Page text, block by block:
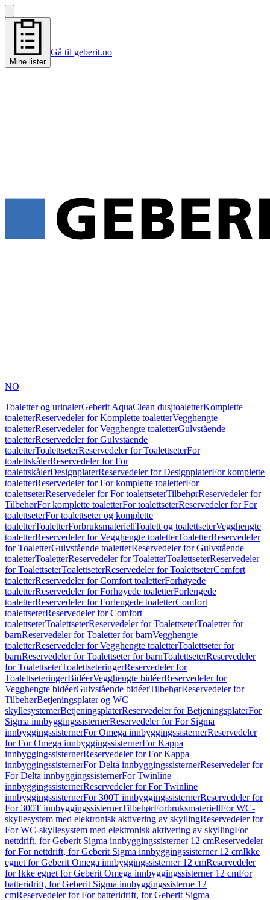
Mine lister
Gå til geberit.no
NO
Toaletter og urinalerGeberit AquaClean dusjtoaletterKomplette
toaletterReservedeler for Komplette toaletterVegghengte
toaletterReservedeler for Vegghengte toaletterGulvstående
toaletterReservedeler for Gulvstående
toaletterToalettseterReservedeler for ToalettseterFor
toalettskålerReservedeler for For
toalettskålerDesignplaterReservedeler for DesignplaterFor komplette
toaletterReservedeler for For komplette toaletterFor
toalettseterReservedeler for For toalettseterTilbehørReservedeler for
TilbehørFor komplette toaletterFor toalettseterReservedeler for For
toalettseterFor toalettseter og komplette
toaletterToaletterForbruksmateriellToalett og toalettseterVegghengte
toaletterReservedeler for Vegghengte toaletterToaletterReservedeler
for ToaletterGulvstående toaletterReservedeler for Gulvstående
toaletterToaletterReservedeler for ToaletterToalettseterReservedeler
for ToalettseterToalettseterReservedeler for ToalettseterComfort
toaletterReservedeler for Comfort toaletterForhøyede
toaletterReservedeler for Forhøyede toaletterForlengede
toaletterReservedeler for Forlengede toaletterComfort
toalettseterReservedeler for Comfort
toalettseterToalettseterReservedeler for ToalettseterToaletter for
barnReservedeler for Toaletter for barnVegghengte
toaletterReservedeler for Vegghengte toaletterToalettseter for
barnReservedeler for Toalettseter for barnToalettseterReservedeler
for ToalettseterToalettseteringerReservedeler for
ToalettseteringerBidéerVegghengte bidéerReservedeler for
Vegghengte bidéerGulvstående bidéerTilbehørReservedeler for
TilbehørBetjeningsplater og WC
skyllesystemerBetjeningsplaterReservedeler for BetjeningsplaterFor
Sigma innbyggingssisternerReservedeler for For Sigma
innbyggingssisternerFor Omega innbyggingssisternerReservedeler
for For Omega innbyggingssisternerFor Kappa
innbyggingssisternerReservedeler for For Kappa
innbyggingssisternerFor Delta innbyggingssisternerReservedeler for
For Delta innbyggingssisternerFor Twinline
innbyggingssisternerReservedeler for For Twinline
innbyggingssisternerFor 300T innbyggingssisternerReservedeler for
For 300T innbyggingssisternerTilbehørForbruksmateriellFor WC-
skyllesystem med elektronisk aktivering av skyllingReservedeler for
For WC-skyllesystem med elektronisk aktivering av skyllingFor
nettdrift, for Geberit Sigma innbyggingssisterner 12 cmReservedeler
for For nettdrift, for Geberit Sigma innbyggingssisterner 12 cmIkke
egnet for Geberit Omega innbyggingssisterner 12 cmReservedeler
for Ikke egnet for Geberit Omega innbyggingssisterner 12 cmFor
batteridrift, for Geberit Sigma innbyggingssisterne 12
cmReservedeler for For batteridrift, for Geberit Sigma